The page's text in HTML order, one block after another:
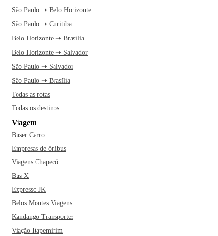
São Paulo ➝ Belo Horizonte
São Paulo ➝ Curitiba
Belo Horizonte ➝ Brasília
Belo Horizonte ➝ Salvador
São Paulo ➝ Salvador
São Paulo ➝ Brasília
Todas as rotas
Todas os destinos
Viagem
Buser Carro
Empresas de ônibus
Viagens Chapecó
Bus X
Expresso JK
Belos Montes Viagens
Kandango Transportes
Viação Itapemirim